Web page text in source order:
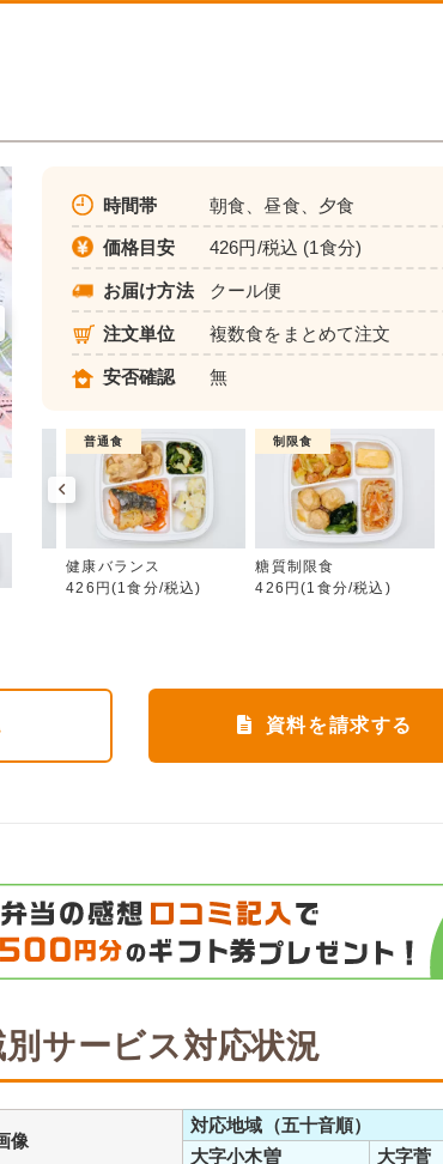
健康バランス
時間帯 朝食、昼食、夕食
価格目安 426円/税込 (1食分)
お届け方法 クール便
注文単位 複数食をまとめて注文
安否確認 無
)
普通食
健康バランス
426円(1食分/税込)
制限食
糖質制限食
426円(1食分/税込)
資料を請求する
サービス対応状況
像
対応地域（五十音順）
大字小木曽
大字菅